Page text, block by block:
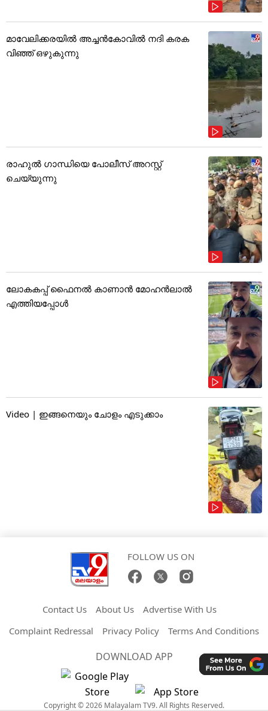
മാവേലിക്കരയിൽ അച്ചൻകോവിൽ നദി കരക
വിഞ്ഞ് ഒഴുകുന്നു
രാഹുൽ ഗാന്ധിയെ പോലീസ് അറസ്റ്റ്
ചെയ്യുന്നു
ലോകകപ്പ് ഫൈനൽ കാണാൻ മോഹൻലാൽ
എത്തിയപ്പോൾ
Video | ഇങ്ങനെയും ചോളം എടുക്കാം
FOLLOW US ON
Contact Us About Us
Advertise With Us
Complaint Redressal
Privacy Policy Terms And Conditions
DOWNLOAD APP
Copyright © 2026 Malayalam TV9. All Rights Reserved.